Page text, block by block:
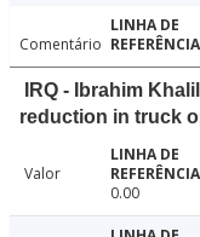
Comentário
IRQ - Ibrahim
reduction in truck
Valor
0.00